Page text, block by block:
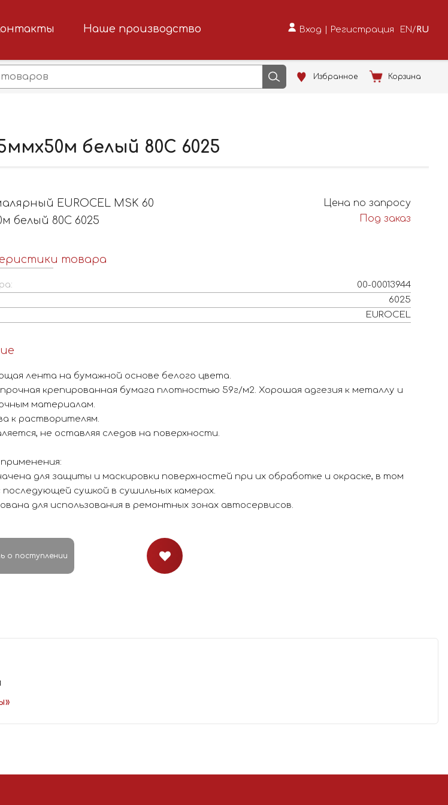
Наше производство Вход | Регистрация EN /RU
Избранное Корзина
белый 80С 6025
EUROCEL MSK 60
белый 80С 6025
товара
00-00013944
6025
EUROCEL
лента на бумажной основе белого цвета.
крепированная бумага плотностью 59г/м2. Хорошая адгезия к металлу и
материалам.
к растворителям.
не оставляя следов на поверхности.
для защиты и маскировки поверхностей при их обработке и окраске, в том
последующей сушкой в сушильных камерах.
для использования в ремонтных зонах автосервисов.
Цена по запросу
Под заказ
о поступлении